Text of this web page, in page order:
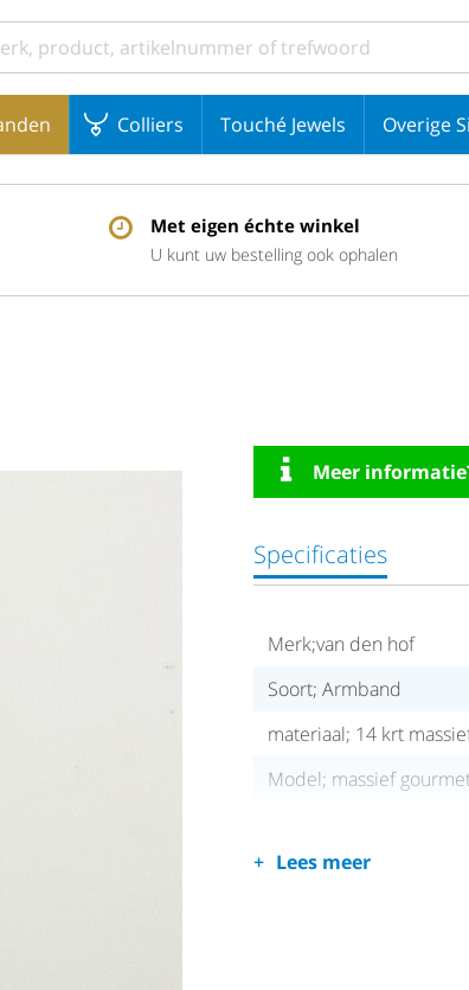
Colliers Touché Jewels Overige
Met eigen échte winkel
U kunt uw bestelling ook ophalen
Meer
Specificaties
Merk;van den hof
Soort; Armband
materiaal; 14 krt
Model; massief
Lees meer